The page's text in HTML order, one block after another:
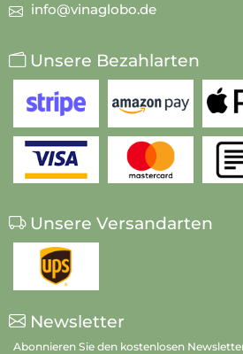
info@vinaglobo.de
Unsere Bezahlarten
Unsere Versandarten
Newsletter
Abonnieren Sie den kostenlosen